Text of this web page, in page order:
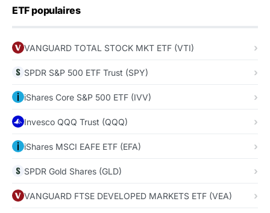
ETF populaires
VANGUARD TOTAL STOCK MKT ETF (VTI)
SPDR S&P 500 ETF Trust (SPY)
iShares Core S&P 500 ETF (IVV)
Invesco QQQ Trust (QQQ)
iShares MSCI EAFE ETF (EFA)
SPDR Gold Shares (GLD)
VANGUARD FTSE DEVELOPED MARKETS ETF (VEA)